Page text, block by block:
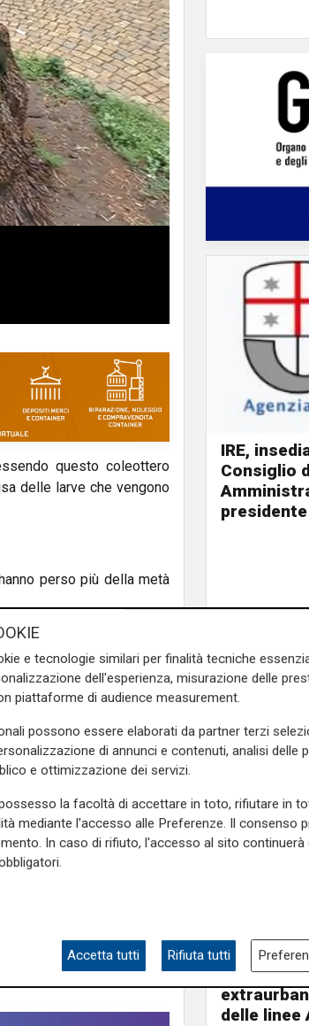
questo coleottero
delle larve che vengono
perso più della metà
e al posto delle palme le
ormai conosciuta è un
dei simboli del nostro
di Pegli.
Liguria seguiteci sul
piante
IRE,
Consiglio
Le posizioni
Barricate
delle linee
e tecnologie similari per finalità tecniche
dell'esperienza, misurazione delle
piattaforme di audience measurement.
possono essere elaborati da partner terzi
di annunci e contenuti, analisi delle
e ottimizzazione dei servizi.
la facoltà di accettare in toto, rifiutare in
mediante l'accesso alle Preferenze. Il consenso
In caso di rifiuto, l'accesso al sito
Accetta tutti Rifiuta tutti